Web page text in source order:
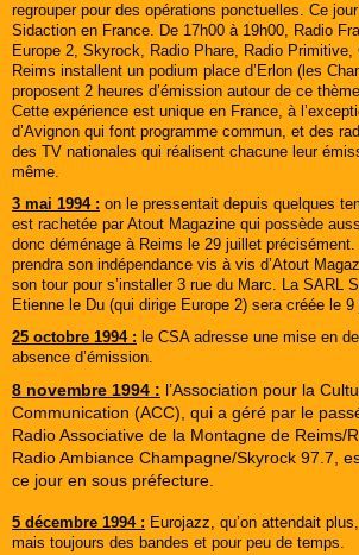
regrouper pour des opérations ponctuelles. Ce
Sidaction en France. De 17h00 à 19h00, Radio
Europe 2, Skyrock, Radio Phare, Radio Primitive,
Reims installent un podium place d’Erlon (les
proposent 2 heures d’émission autour de ce
Cette expérience est unique en France, à
d’Avignon qui font programme commun, et des
des TV nationales qui réalisent chacune leur
même.
3 mai 1994 : on le pressentait depuis quelques
est rachetée par Atout Magazine qui possède
donc déménage à Reims le 29 juillet
prendra son indépendance vis à vis d’Atout
son tour pour s’installer 3 rue du Marc. La SARL
Etienne le Du (qui dirige Europe 2) sera créée le 9
25 octobre 1994 : le CSA adresse une mise en
absence d’émission.
8 novembre 1994 : l’Association pour la
Communication (ACC), qui a géré par le
Radio Associative de la Montagne de Reims/
Radio Ambiance Champagne/Skyrock 97.7,
ce jour en sous préfecture.
5 décembre 1994 : Eurojazz, qu’on attendait
mais toujours des bandes et pour peu de temps.